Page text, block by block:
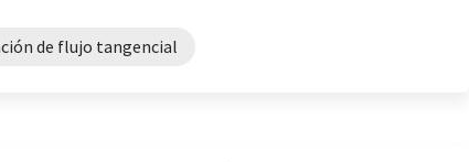
de flujo tangencial